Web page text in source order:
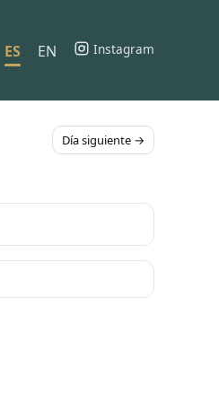
ES EN Instagram
Día siguiente →